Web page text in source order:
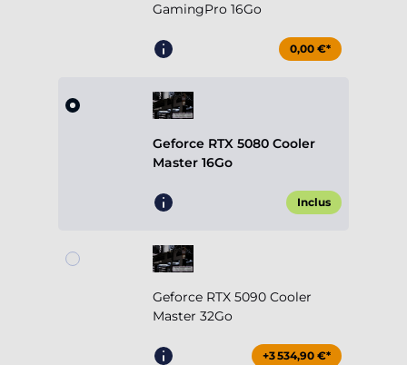
GamingPro 16Go
0,00 €*
Geforce RTX 5080 Cooler
Master 16Go
Inclus
Geforce RTX 5090 Cooler
Master 32Go
+3 534,90 €*